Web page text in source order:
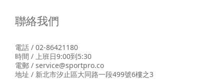
聯絡我們
電話 / 02-86421180
時間 / 上班日9:00到5:30
電郵 / service@sportpro.co
地址 / 新北市汐止區大同路一段499號6樓之3